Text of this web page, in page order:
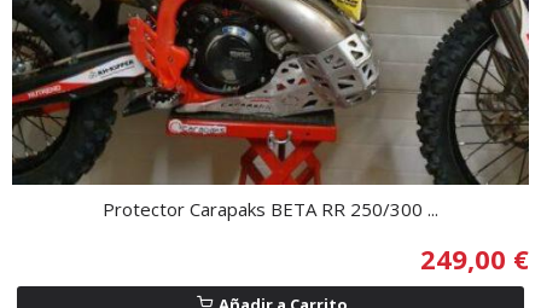
Protector Carapaks BETA RR 250/300 ...
249,00 €